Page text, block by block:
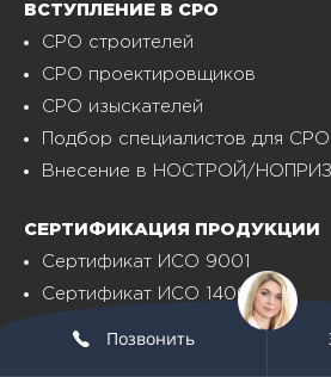
ВСТУПЛЕНИЕ В СРО
СРО строителей
СРО проектировщиков
СРО изыскателей
Подбор специалистов для СРО
Внесение в НОСТРОЙ/НОПРИЗ
СЕРТИФИКАЦИЯ ПРОДУКЦИИ
Сертификат ИСО 9001
Сертификат ИСО 14001
Сертификат ИСО 45001
Позвонить